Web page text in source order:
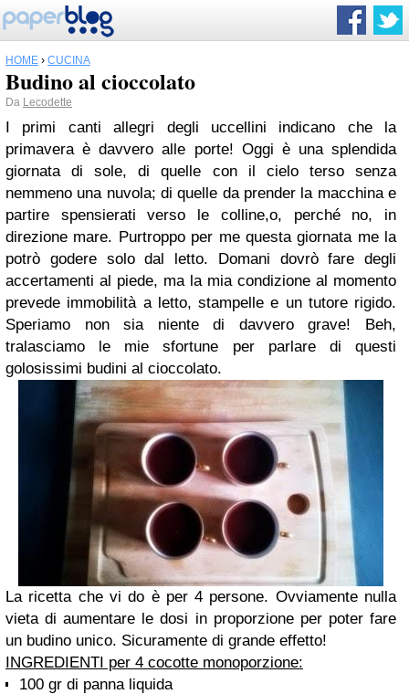
HOME › CUCINA
Budino al cioccolato
Da Lecodette
I primi canti allegri degli uccellini indicano che la
primavera è davvero alle porte! Oggi è una splendida
giornata di sole, di quelle con il cielo terso senza
nemmeno una nuvola; di quelle da prender la macchina e
partire spensierati verso le colline,o, perché no, in
direzione mare. Purtroppo per me questa giornata me la
potrò godere solo dal letto. Domani dovrò fare degli
accertamenti al piede, ma la mia condizione al momento
prevede immobilità a letto, stampelle e un tutore rigido.
Speriamo non sia niente di davvero grave! Beh,
tralasciamo le mie sfortune per parlare di questi
golosissimi budini al cioccolato.
La ricetta che vi do è per 4 persone. Ovviamente nulla
vieta di aumentare le dosi in proporzione per poter fare
un budino unico. Sicuramente di grande effetto!
INGREDIENTI per 4 cocotte monoporzione:
100 gr di panna liquida